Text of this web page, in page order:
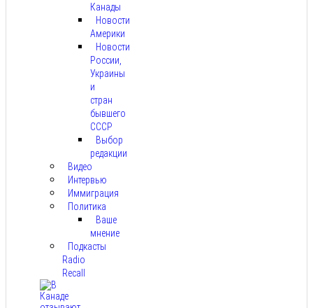
Канады
Новости
Америки
Новости
России,
Украины
и
стран
бывшего
СССР
Выбор
редакции
Видео
Интервью
Иммиграция
Политика
Ваше
мнение
Подкасты
Radio
Recall